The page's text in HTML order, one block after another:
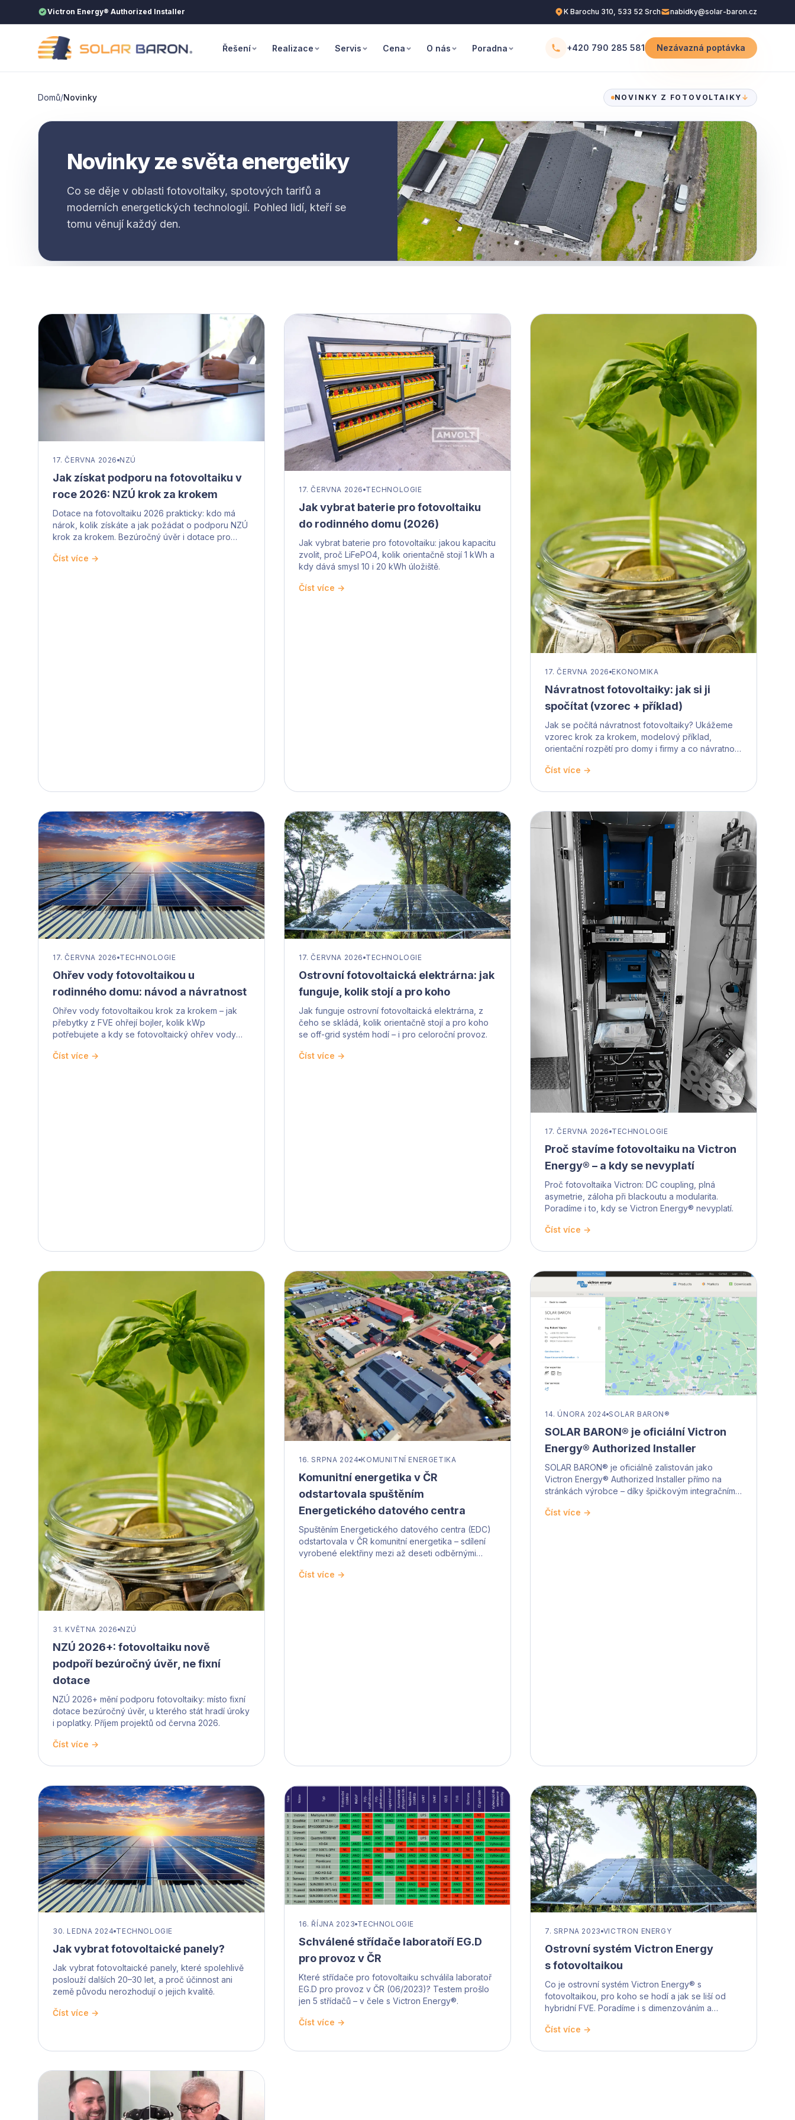
Přeskočit na obsahVictron Energy® Authorized Installer K Barochu 310, 533 52 Srch nabidky@solar-baron.cz
Řešení Realizace Servis Cena O nás Poradna +420 790 285 581 Nezávazná poptávka
Domů/Novinky NOVINKY Z FOTOVOLTAIKY ↓
Novinky ze světa energetiky
Co se děje v oblasti fotovoltaiky, spotových tarifů a
moderních energetických technologií. Pohled lidí, kteří se
tomu věnují každý den.
17. ČERVNA 2026 NZÚ
Jak získat podporu na fotovoltaiku v
roce 2026: NZÚ krok za krokem
Dotace na fotovoltaiku 2026 prakticky: kdo má
nárok, kolik získáte a jak požádat o podporu NZÚ
krok za krokem. Bezúročný úvěr i dotace pro
Číst více →
17. ČERVNA 2026 TECHNOLOGIE
Jak vybrat baterie pro fotovoltaiku
do rodinného domu (2026)
Jak vybrat baterie pro fotovoltaiku: jakou kapacitu
zvolit, proč LiFePO4, kolik orientačně stojí 1 kWh a
kdy dává smysl 10 i 20 kWh úložiště.
Číst více →
17. ČERVNA 2026 EKONOMIKA
Návratnost fotovoltaiky: jak si ji
spočítat (vzorec + příklad)
Jak se počítá návratnost fotovoltaiky? Ukážeme
vzorec krok za krokem, modelový příklad,
orientační rozpětí pro domy i firmy a co návratnost
Číst více →
17. ČERVNA 2026 TECHNOLOGIE
Ohřev vody fotovoltaikou u
rodinného domu: návod a návratnost
Ohřev vody fotovoltaikou krok za krokem – jak
přebytky z FVE ohřejí bojler, kolik kWp
potřebujete a kdy se fotovoltaický ohřev vody
Číst více →
17. ČERVNA 2026 TECHNOLOGIE
Ostrovní fotovoltaická elektrárna: jak
funguje, kolik stojí a pro koho
Jak funguje ostrovní fotovoltaická elektrárna, z
čeho se skládá, kolik orientačně stojí a pro koho
se off-grid systém hodí – i pro celoroční provoz.
Číst více →
17. ČERVNA 2026 TECHNOLOGIE
Proč stavíme fotovoltaiku na Victron
Energy® – a kdy se nevyplatí
Proč fotovoltaika Victron: DC coupling, plná
asymetrie, záloha při blackoutu a modularita.
Poradíme i to, kdy se Victron Energy® nevyplatí.
Číst více →
31. KVĚTNA 2026 NZÚ
NZÚ 2026+: fotovoltaiku nově
podpoří bezúročný úvěr, ne fixní
dotace
NZÚ 2026+ mění podporu fotovoltaiky: místo fixní
dotace bezúročný úvěr, u kterého stát hradí úroky
i poplatky. Příjem projektů od června 2026.
Číst více →
16. SRPNA 2024 KOMUNITNÍ ENERGETIKA
Komunitní energetika v ČR
odstartovala spuštěním
Energetického datového centra
Spuštěním Energetického datového centra (EDC)
odstartovala v ČR komunitní energetika – sdílení
vyrobené elektřiny mezi až deseti odběrnými
Číst více →
14. ÚNORA 2024 SOLAR BARON®
SOLAR BARON® je oficiální Victron
Energy® Authorized Installer
SOLAR BARON® je oficiálně zalistován jako
Victron Energy® Authorized Installer přímo na
stránkách výrobce – díky špičkovým integračním
Číst více →
30. LEDNA 2024 TECHNOLOGIE
Jak vybrat fotovoltaické panely?
Jak vybrat fotovoltaické panely, které spolehlivě
poslouží dalších 20–30 let, a proč účinnost ani
země původu nerozhodují o jejich kvalitě.
Číst více →
16. ŘÍJNA 2023 TECHNOLOGIE
Schválené střídače laboratoří EG.D
pro provoz v ČR
Které střídače pro fotovoltaiku schválila laboratoř
EG.D pro provoz v ČR (06/2023)? Testem prošlo
jen 5 střídačů – v čele s Victron Energy®.
Číst více →
7. SRPNA 2023 VICTRON ENERGY
Ostrovní systém Victron Energy
s fotovoltaikou
Co je ostrovní systém Victron Energy® s
fotovoltaikou, pro koho se hodí a jak se liší od
hybridní FVE. Poradíme i s dimenzováním a
Číst více →